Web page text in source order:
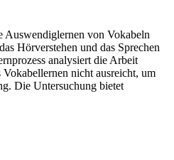
Auswendiglernen von Vokabeln
Hörverstehen und das Sprechen
analysiert die Arbeit
nicht ausreicht, um
Die Untersuchung bietet